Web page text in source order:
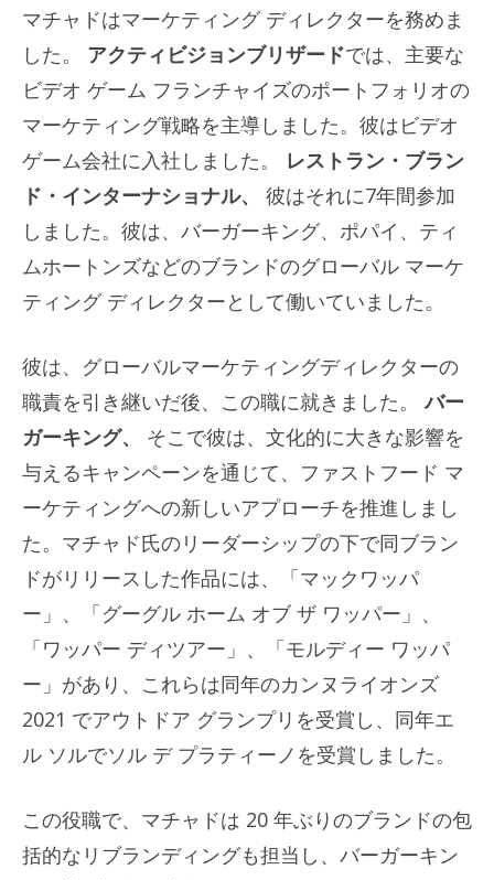
マチャドはマーケティング ディレクターを務めま
した。 アクティビジョンブリザードでは、主要な
ビデオ ゲーム フランチャイズのポートフォリオの
マーケティング戦略を主導しました。彼はビデオ
ゲーム会社に入社しました。 レストラン・ブラン
ド・インターナショナル、 彼はそれに7年間参加
しました。彼は、バーガーキング、ポパイ、ティ
ムホートンズなどのブランドのグローバル マーケ
ティング ディレクターとして働いていました。
彼は、グローバルマーケティングディレクターの
職責を引き継いだ後、この職に就きました。
バー
ガーキング、 そこで彼は、文化的に大きな影響を
与えるキャンペーンを通じて、ファストフード マ
ーケティングへの新しいアプローチを推進しまし
た。マチャド氏のリーダーシップの下で同ブラン
ドがリリースした作品には、「マックワッパ
ー」、「グーグル ホーム オブ ザ ワッパー」、
「ワッパー ディツアー」、「モルディー ワッパ
ー」があり、これらは同年のカンヌライオンズ
2021 でアウトドア グランプリを受賞し、同年エ
ル ソルでソル デ プラティーノを受賞しました。
この役職で、マチャドは 20 年ぶりのブランドの包
括的なリブランディングも担当し、バーガーキン